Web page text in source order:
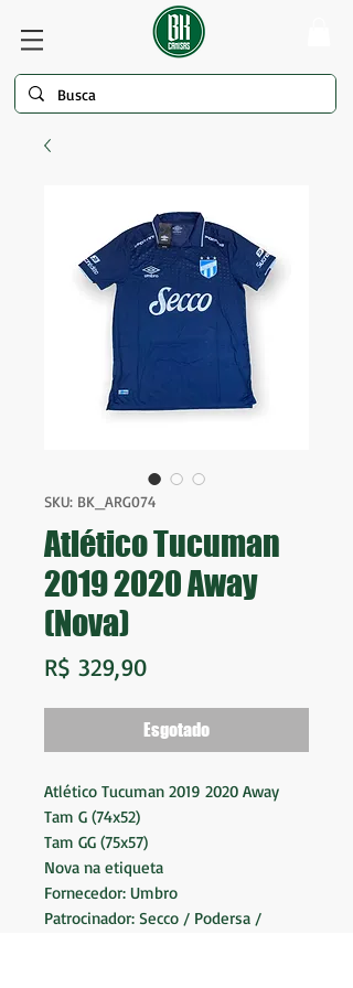
SKU: BK_ARG074
Atlético Tucuman
2019 2020 Away
(Nova)
R$ 329,90Preço
Esgotado
Atlético Tucuman 2019 2020 Away
Tam G (74x52)
Tam GG (75x57)
Nova na etiqueta
Fornecedor: Umbro
Patrocinador: Secco / Podersa /